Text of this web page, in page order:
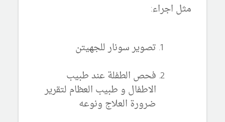
مثل اجراء:
تصوير سونار للجهيتن
فحص الطفلة عند طبيب
الاطفال و طبيب العظام لتقرير
ضرورة العلاج ونوعه